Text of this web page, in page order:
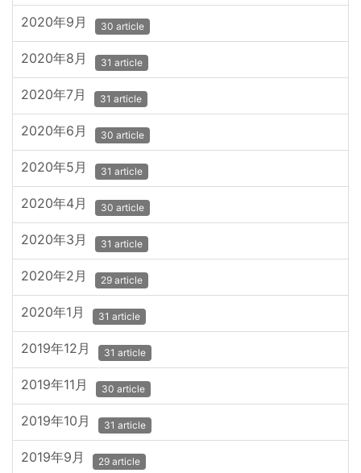
2020年9月 30 article
2020年8月 31 article
2020年7月 31 article
2020年6月 30 article
2020年5月 31 article
2020年4月 30 article
2020年3月 31 article
2020年2月 29 article
2020年1月 31 article
2019年12月 31 article
2019年11月 30 article
2019年10月 31 article
2019年9月 29 article